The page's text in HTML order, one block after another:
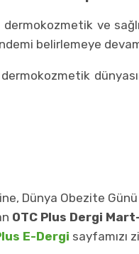
dermokozmetik ve
belirlemeye
Dünya Obezite
OTC Plus Dergi
E-Dergi sayfamızı